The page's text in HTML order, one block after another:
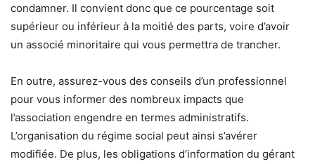
condamner. Il convient donc que ce pourcentage soit
supérieur ou inférieur à la moitié des parts, voire d’avoir
un associé minoritaire qui vous permettra de trancher.
En outre, assurez-vous des conseils d’un professionnel
pour vous informer des nombreux impacts que
l’association engendre en termes administratifs.
L’organisation du régime social peut ainsi s’avérer
modifiée. De plus, les obligations d’information du gérant